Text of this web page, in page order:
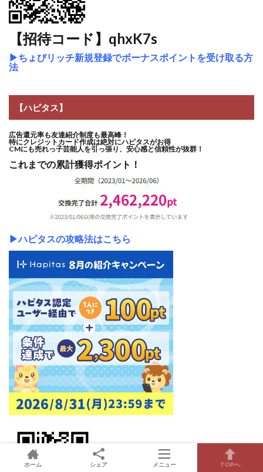
【招待コード】qhxK7s
▶ちょびリッチ新規登録でボーナスポイントを受け取る方
法
【ハピタス】
広告還元率も友達紹介制度も最高峰！
特にクレジットカード作成は絶対にハピタスがお得
CMにも売れっ子芸能人を引っ張り、安心感と信頼性が抜群！
これまでの累計獲得ポイント！
▶ハピタスの攻略法はこちら
ホーム シェア メニュー TOPへ